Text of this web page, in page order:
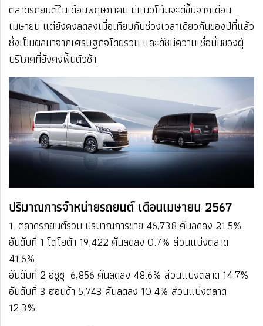
​​ตลาดรถยนต์ในเดือนพฤษภาคม มีแนวโน้มจะดีขึ้นจากเดือน
เมษายน แต่ยังคงลดลงเมื่อเทียบกับช่วงเวลาเดียวกันของปีที่แล้ว
ซึ่งเป็นผลมาจากเศรษฐกิจโดยรวม และดัชนีความเชื่อมั่นของผู้
บริโภคที่ยังคงฟื้นตัวช้า
ปริมาณการจำหน่ายรถยนต์ เดือนเมษายน 2567
1. ตลาดรถยนต์รวม ปริมาณการขาย 46,738 คันลดลง 21.5%
อันดับที่ 1 โตโยต้า​ 19,422 คัน​ลดลง​ 0.7% ​​ส่วนแบ่งตลาด ​
41.6%
อันดับที่ 2 อีซูซุ​ ​ 6,856 คัน​ลดลง ​48.6% ​​ส่วนแบ่งตลาด ​14.7%
อันดับที่ 3 ฮอนด้า​ 5,743 คัน​ลดลง ​10.4%​ ​ส่วนแบ่งตลาด ​
12.3%